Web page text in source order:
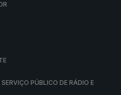
PÚBLICO DE RÁDIO E